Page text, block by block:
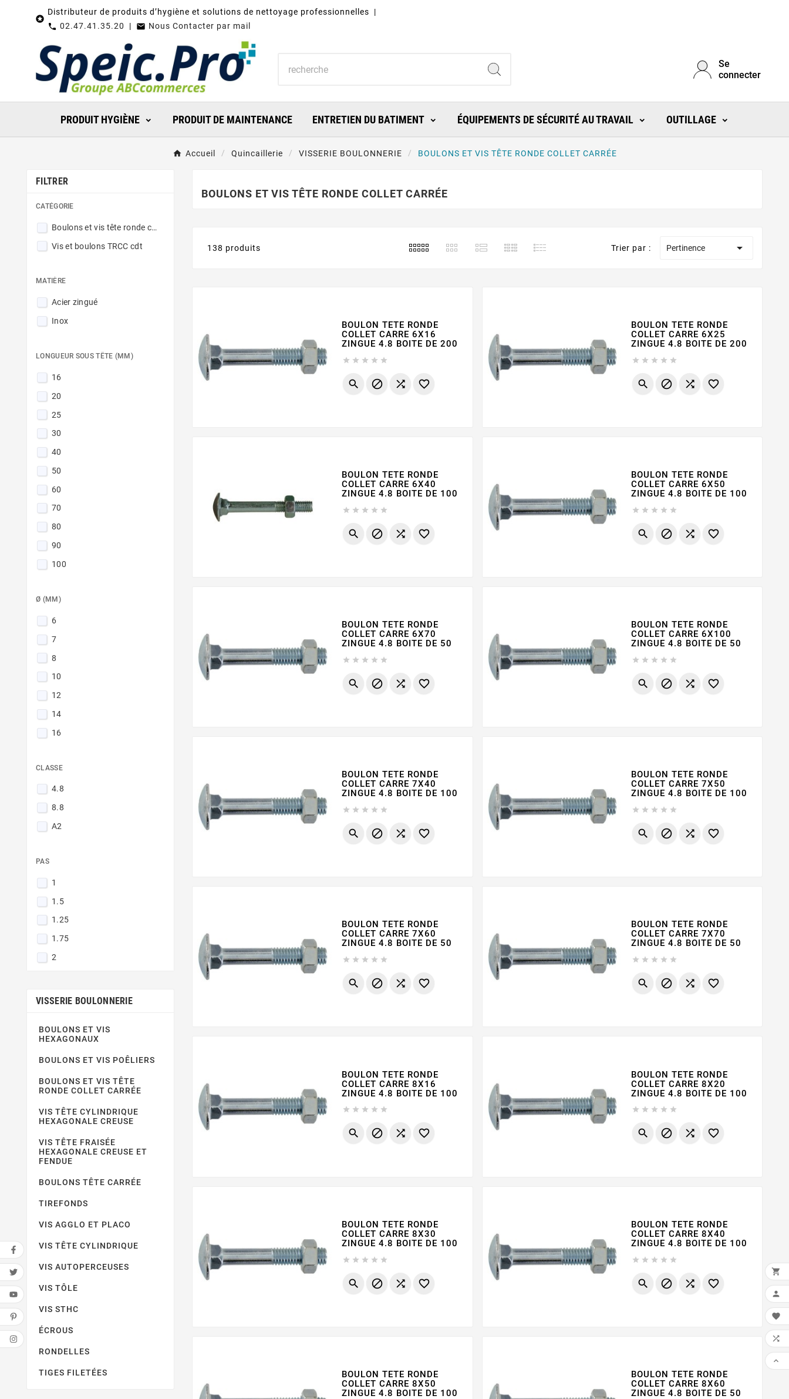

Distributeur de produits d’hygiène et solutions de nettoyage professionnelles |
call 02.47.41.35.20 |  Nous Contacter par mail
Se
connecter
PRODUIT HYGIÈNE PRODUIT DE MAINTENANCE ENTRETIEN DU BATIMENT ÉQUIPEMENTS DE SÉCURITÉ AU TRAVAIL OUTILLAGE
Accueil Quincaillerie VISSERIE BOULONNERIE BOULONS ET VIS TÊTE RONDE COLLET CARRÉE
FILTRER
CATÉGORIE
Boulons et vis tête ronde collet carrée
Vis et boulons TRCC cdt
MATIÈRE
Acier zingué
Inox
LONGUEUR SOUS TÊTE (MM)
16
20
25
30
40
50
60
70
80
90
100
120
130
140
150
160
180
200
225
Ø (MM)
6
7
8
10
12
14
16
CLASSE
4.8
8.8
A2
PAS
1
1.5
1.25
1.75
2
VISSERIE BOULONNERIE
BOULONS ET VIS
HEXAGONAUX
BOULONS ET VIS POÊLIERS
BOULONS ET VIS TÊTE
RONDE COLLET CARRÉE
VIS TÊTE CYLINDRIQUE
HEXAGONALE CREUSE
VIS TÊTE FRAISÉE
HEXAGONALE CREUSE ET
FENDUE
BOULONS TÊTE CARRÉE
TIREFONDS
VIS AGGLO ET PLACO
VIS TÊTE CYLINDRIQUE
VIS AUTOPERCEUSES
VIS TÔLE
VIS STHC
ÉCROUS
RONDELLES
TIGES FILETÉES
BOULONS ET VIS TÊTE RONDE COLLET CARRÉE
138 produits Trier par : Pertinence 
BOULON TETE RONDE
COLLET CARRE 6X16
ZINGUE 4.8 BOITE DE 200
    
   
BOULON TETE RONDE
COLLET CARRE 6X25
ZINGUE 4.8 BOITE DE 200
    
   
BOULON TETE RONDE
COLLET CARRE 6X40
ZINGUE 4.8 BOITE DE 100
    
   
BOULON TETE RONDE
COLLET CARRE 6X50
ZINGUE 4.8 BOITE DE 100
    
   
BOULON TETE RONDE
COLLET CARRE 6X70
ZINGUE 4.8 BOITE DE 50
    
   
BOULON TETE RONDE
COLLET CARRE 6X100
ZINGUE 4.8 BOITE DE 50
    
   
BOULON TETE RONDE
COLLET CARRE 7X40
ZINGUE 4.8 BOITE DE 100
    
   
BOULON TETE RONDE
COLLET CARRE 7X50
ZINGUE 4.8 BOITE DE 100
    
   
BOULON TETE RONDE
COLLET CARRE 7X60
ZINGUE 4.8 BOITE DE 50
    
   
BOULON TETE RONDE
COLLET CARRE 7X70
ZINGUE 4.8 BOITE DE 50
    
   
BOULON TETE RONDE
COLLET CARRE 8X16
ZINGUE 4.8 BOITE DE 100
    
   
BOULON TETE RONDE
COLLET CARRE 8X20
ZINGUE 4.8 BOITE DE 100
    
   
BOULON TETE RONDE
COLLET CARRE 8X30
ZINGUE 4.8 BOITE DE 100
    
   
BOULON TETE RONDE
COLLET CARRE 8X40
ZINGUE 4.8 BOITE DE 100
    
   
BOULON TETE RONDE
COLLET CARRE 8X50
ZINGUE 4.8 BOITE DE 100
BOULON TETE RONDE
COLLET CARRE 8X60
ZINGUE 4.8 BOITE DE 50




